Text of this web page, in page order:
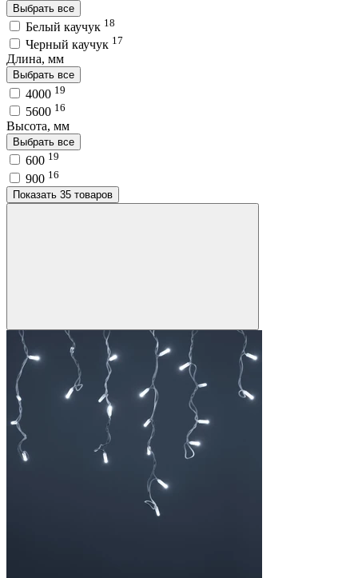
Выбрать все
Белый каучук 18
Черный каучук 17
Длина, мм
Выбрать все
4000 19
5600 16
Высота, мм
Выбрать все
600 19
900 16
Показать 35 товаров